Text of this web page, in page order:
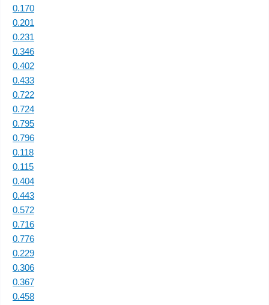
0.170
0.201
0.231
0.346
0.402
0.433
0.722
0.724
0.795
0.796
0.118
0.115
0.404
0.443
0.572
0.716
0.776
0.229
0.306
0.367
0.458